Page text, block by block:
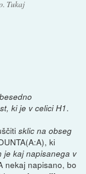
Tukaj
ki je v celici H1.
sklic na obseg
ki
je kaj napisanega v
nekaj napisano, bo